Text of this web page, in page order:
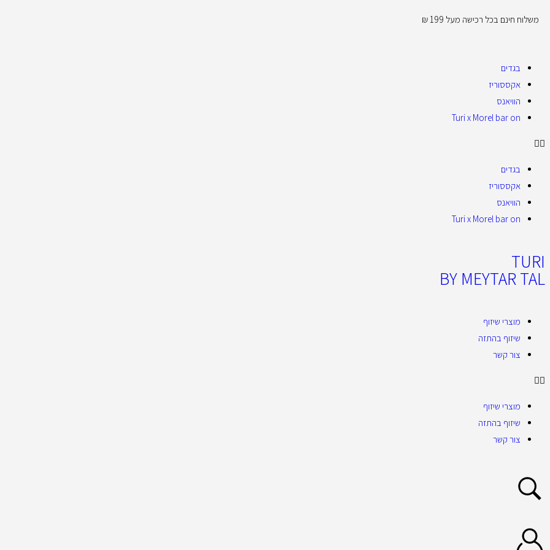
משלוח חינם בכל רכישה מעל 199 ₪
בגדים
אקססוריז
הוויאנס
Turi x Morel bar on
בגדים
אקססוריז
הוויאנס
Turi x Morel bar on
TURI
BY MEYTAR TAL
מוצרי שיזוף
שיזוף בהתזה
צור קשר
מוצרי שיזוף
שיזוף בהתזה
צור קשר